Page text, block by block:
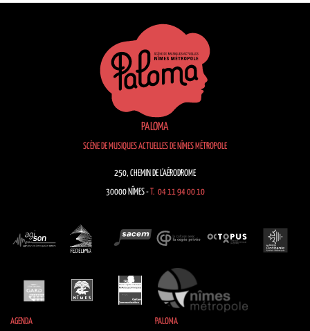
PALOMA
SCÈNE DE MUSIQUES ACTUELLES DE NÎMES MÉTROPOLE
250, CHEMIN DE L’AÉRODROME
30000 NÎMES -T. 04 11 94 00 10
AGENDA PALOMA